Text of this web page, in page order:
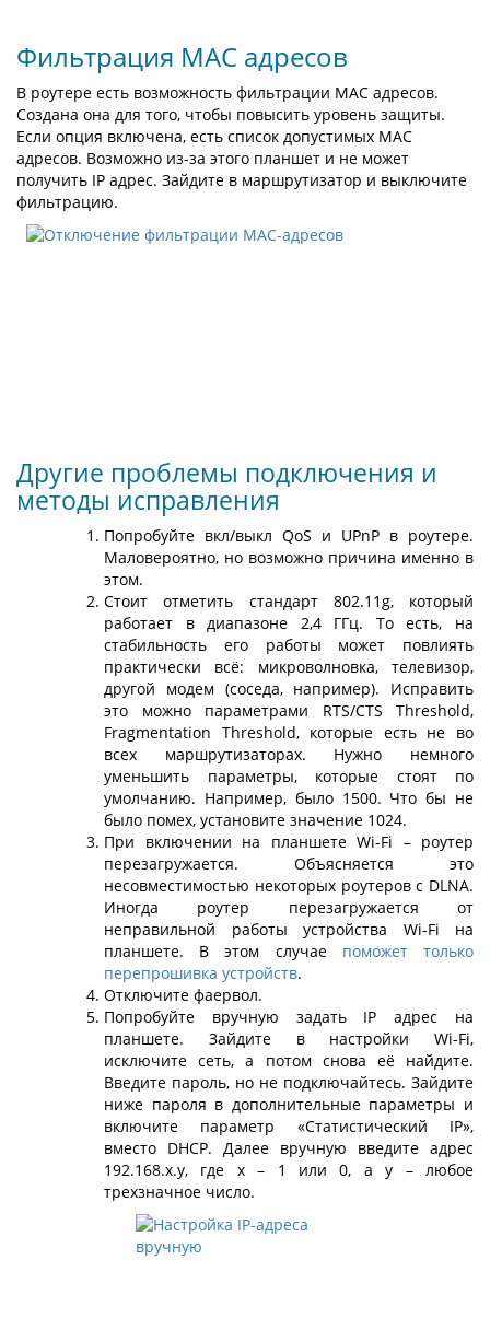
Фильтрация MAC адресов
В роутере есть возможность фильтрации MAC адресов.
Создана она для того, чтобы повысить уровень защиты.
Если опция включена, есть список допустимых MAC
адресов. Возможно из-за этого планшет и не может
получить IP адрес. Зайдите в маршрутизатор и выключите
фильтрацию.
Другие проблемы подключения и
методы исправления
Попробуйте вкл/выкл QoS и UPnP в роутере.
Маловероятно, но возможно причина именно в
этом.
Стоит отметить стандарт 802.11g, который
работает в диапазоне 2,4 ГГц. То есть, на
стабильность его работы может повлиять
практически всё: микроволновка, телевизор,
другой модем (соседа, например). Исправить
это можно параметрами RTS/CTS Threshold,
Fragmentation Threshold, которые есть не во
всех маршрутизаторах. Нужно немного
уменьшить параметры, которые стоят по
умолчанию. Например, было 1500. Что бы не
было помех, установите значение 1024.
При включении на планшете Wi-Fi – роутер
перезагружается. Объясняется это
несовместимостью некоторых роутеров с DLNA.
Иногда роутер перезагружается от
неправильной работы устройства Wi-Fi на
планшете. В этом случае поможет только
перепрошивка устройств.
Отключите фаервол.
Попробуйте вручную задать IP адрес на
планшете. Зайдите в настройки Wi-Fi,
исключите сеть, а потом снова её найдите.
Введите пароль, но не подключайтесь. Зайдите
ниже пароля в дополнительные параметры и
включите параметр «Статистический IP»,
вместо DHCP. Далее вручную введите адрес
192.168.x.y, где x – 1 или 0, а у – любое
трехзначное число.